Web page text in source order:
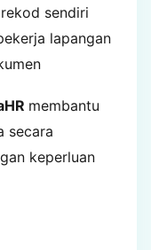
sendiri
lapangan
membantu
secara
keperluan